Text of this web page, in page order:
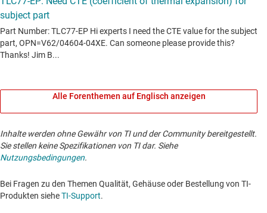
Alle Forenthemen auf Englisch anzeigen
Inhalte werden ohne Gewähr von TI und der Community bereitgestellt.
Sie stellen keine Spezifikationen von TI dar. Siehe
Nutzungsbedingungen.
Bei Fragen zu den Themen Qualität, Gehäuse oder Bestellung von TI-
Produkten sieheTI-Support. ​​​​​​​​​​​​​​